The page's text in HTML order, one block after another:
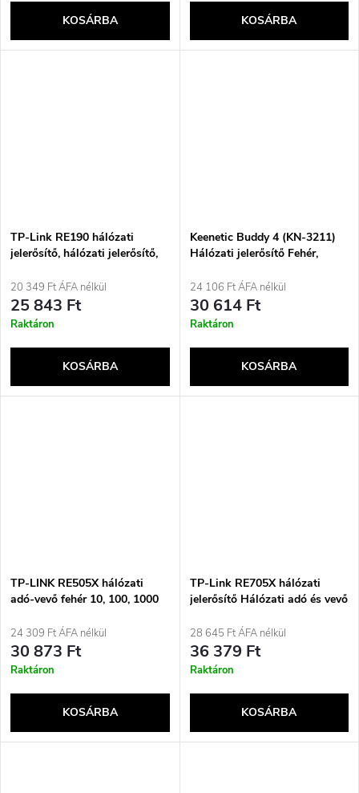
KOSÁRBA KOSÁRBA
TP-Link RE190 hálózati
jelerősítő, hálózati jelerősítő,
20 349 Ft ÁFA nélkül
25 843 Ft
Raktáron
KOSÁRBA
Keenetic Buddy 4 (KN-3211)
Hálózati jelerősítő Fehér,
24 106 Ft ÁFA nélkül
30 614 Ft
Raktáron
KOSÁRBA
TP-LINK RE505X hálózati
adó-vevő fehér 10, 100, 1000
24 309 Ft ÁFA nélkül
30 873 Ft
Raktáron
KOSÁRBA
TP-Link RE705X hálózati
jelerősítő Hálózati adó és vevő
28 645 Ft ÁFA nélkül
36 379 Ft
Raktáron
KOSÁRBA